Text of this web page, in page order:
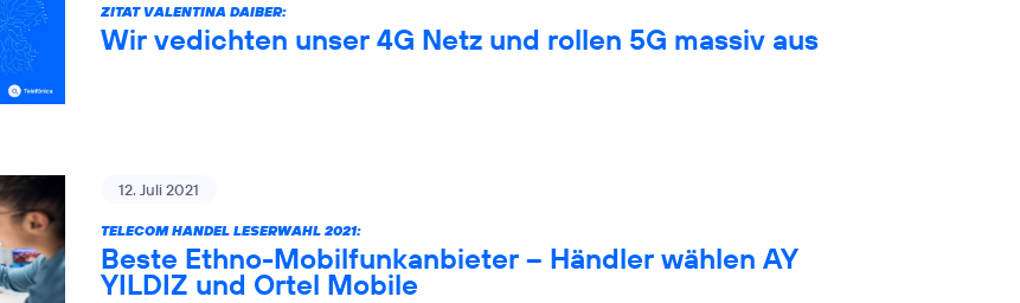
ZITAT VALENTINA DAIBER:
Wir vedichten unser 4G Netz und rollen 5G massiv aus
12. Juli 2021
TELECOM HANDEL LESERWAHL 2021:
Beste Ethno-Mobilfunkanbieter – Händler wählen AY
YILDIZ und Ortel Mobile